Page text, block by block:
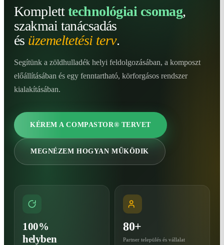
Kompletttechnológiai csomag,
szakmai tanácsadás
és üzemeltetési terv.
Segítünk a zöldhulladék helyi feldolgozásában, a komposzt
előállításában és egy fenntartható, körforgásos rendszer
kialakításában.
KÉREM A COMPASTOR® TERVET
MEGNÉZEM HOGYAN MŰKÖDIK
100%
helyben
80+
Partner település és vállalat